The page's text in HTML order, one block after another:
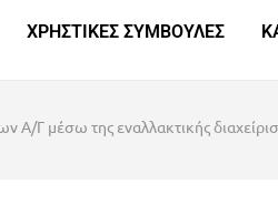
ΧΡΗΣΤΙΚΕΣ ΣΥΜΒΟΥΛΕΣ
Α/Γ μέσω της εναλλακτικής